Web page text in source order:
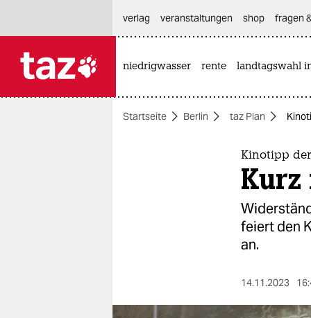
themen
verlag
veranstaltungen shop fragen
niedrigwasser rente landtagswahl
Startseite Berlin taz Plan
Kinotipp
Kurz
feiert den
an.
14.11.2023